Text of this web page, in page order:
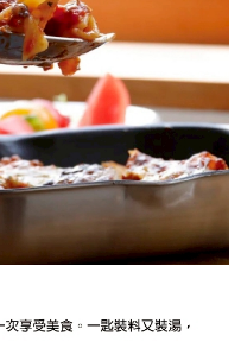
（以下簡稱本公司）所提供，讓
務，並由商店將買賣／分期付款
司帳單繳交帳款。
關係目的，商店將以您的個人
大哥大進項蒐集、處理及利用，
確認、核對及更正。
oppay.tw/userRule
中的連結，可透過四大超商／
視為交易完成。
，但若您需要取消訂單，請聯絡
仍視為有效，需透過AFTEE先享
結帳頁面顯示為準，若有關於
問，請聯繫「AFTEE先享後付
support/home
AFTEE先享後付」服務完成之交
，並將交易相關給付款項請求債
：
或監護人之同意方可使用
運費
起不提供京站紙袋，取件時
問